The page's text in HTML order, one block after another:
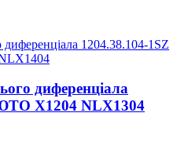
диференціала
X1204 NLX1304